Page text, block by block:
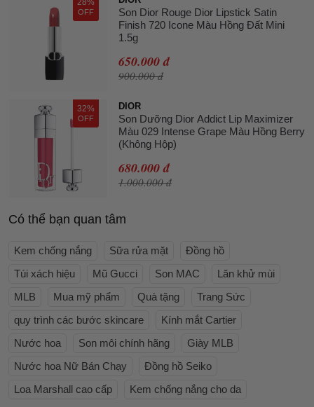
28%
OFF
Son Dior Rouge Dior Lipstick Satin
Finish 720 Icone Màu Hồng Đất Mini
1.5g
650.000 đ
900.000 đ
32%
OFF
DIOR
Son Dưỡng Dior Addict Lip Maximizer
Màu 029 Intense Grape Màu Hồng Berry
(Không Hộp)
680.000 đ
1.000.000 đ
Có thể bạn quan tâm
Kem chống nắng Sữa rửa mặt
Đồng hồ
Túi xách hiệu
Mũ Gucci Son MAC
Lăn khử mùi
MLB
Mua mỹ phẩm Quà tặng
Trang Sức
quy trình các bước skincare
Kính mắt Cartier
Nước hoa
Son môi chính hãng
Giày MLB
Nước hoa Nữ Bán Chạy
Đồng hồ Seiko
Loa Marshall cao cấp
Kem chống nắng cho da